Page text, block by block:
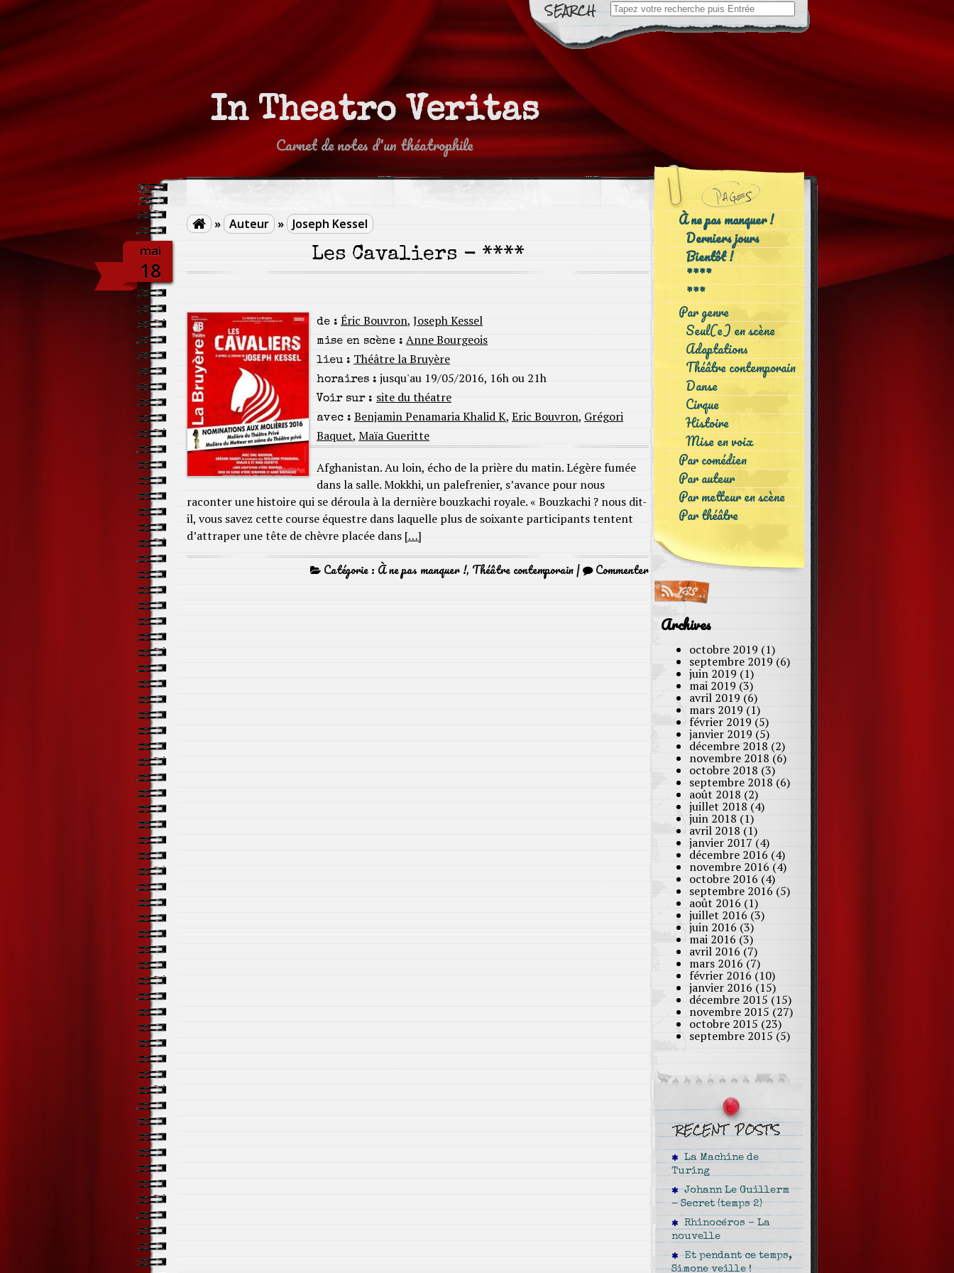
Search
for:
In Theatro Veritas
Carnet de notes d'un théatrophile
 » Auteur » Joseph Kessel
mai
18
Les Cavaliers - ****
de : Éric Bouvron, Joseph Kessel
mise en scène : Anne Bourgeois
lieu : Théâtre la Bruyère
horaires : jusqu'au 19/05/2016, 16h ou 21h
Voir sur : site du théatre
avec : Benjamin Penamaria Khalid K, Eric Bouvron, Grégori
Baquet, Maïa Gueritte
Afghanistan. Au loin, écho de la prière du matin. Légère fumée
dans la salle. Mokkhi, un palefrenier, s’avance pour nous
raconter une histoire qui se déroula à la dernière bouzkachi royale. « Bouzkachi ? nous dit-
il, vous savez cette course équestre dans laquelle plus de soixante participants tentent
d’attraper une tête de chèvre placée dans […]
Catégorie : À ne pas manquer !, Théâtre contemporain| Commenter
À ne pas manquer !
Derniers jours
Bientôt !
****
***
Par genre
Seul(e) en scène
Adaptations
Théâtre contemporain
Danse
Cirque
Histoire
Mise en voix
Par comédien
Par auteur
Par metteur en scène
Par théâtre
Archives
octobre 2019 (1)
septembre 2019 (6)
juin 2019 (1)
mai 2019 (3)
avril 2019 (6)
mars 2019 (1)
février 2019 (5)
janvier 2019 (5)
décembre 2018 (2)
novembre 2018 (6)
octobre 2018 (3)
septembre 2018 (6)
août 2018 (2)
juillet 2018 (4)
juin 2018 (1)
avril 2018 (1)
janvier 2017 (4)
décembre 2016 (4)
novembre 2016 (4)
octobre 2016 (4)
septembre 2016 (5)
août 2016 (1)
juillet 2016 (3)
juin 2016 (3)
mai 2016 (3)
avril 2016 (7)
mars 2016 (7)
février 2016 (10)
janvier 2016 (15)
décembre 2015 (15)
novembre 2015 (27)
octobre 2015 (23)
septembre 2015 (5)
La Machine de
Turing
Johann Le Guillerm
– Secret (temps 2)
Rhinocéros – La
nouvelle
Et pendant ce temps,
Simone veille !